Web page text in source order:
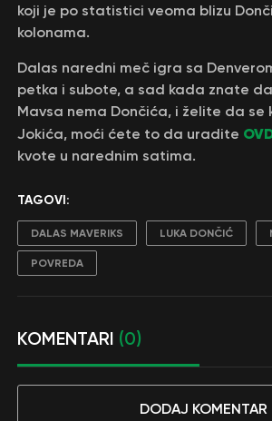
koji je po statistici veoma blizu
kolonama.
Dalas naredni meč igra sa
petka i subote, a sad kada znate
Mavsa nema Dončića, i želite da se
Jokića, moći ćete to da uradite
kvote u narednim satima.
TAGOVI:
DALAS MAVERIKS LUKA DONČIĆ
POVREDA
KOMENTARI (0)
DODAJ KOMENTAR